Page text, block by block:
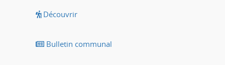
Découvrir
Bulletin communal